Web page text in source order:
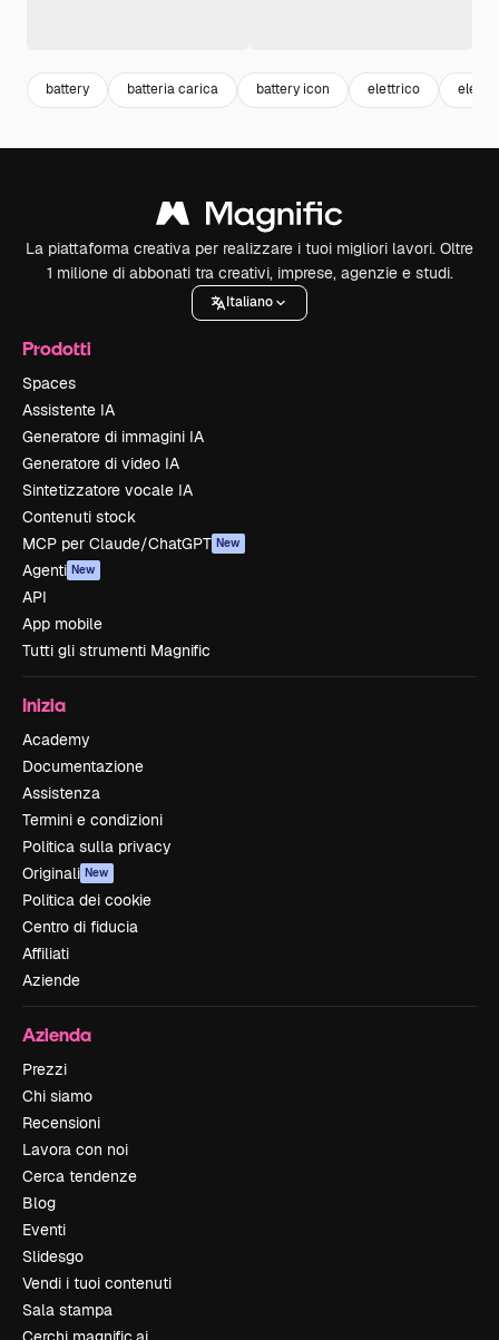
battery batteria carica battery icon elettrico
La piattaforma creativa per realizzare i tuoi migliori lavori. Oltre
1 milione di abbonati tra creativi, imprese, agenzie e studi.
Italiano
Prodotti
Spaces
Assistente IA
Generatore di immagini IA
Generatore di video IA
Sintetizzatore vocale IA
Contenuti stock
MCP per Claude/ChatGPT New
Agenti New
API
App mobile
Tutti gli strumenti Magnific
Inizia
Academy
Documentazione
Assistenza
Termini e condizioni
Politica sulla privacy
Originali New
Politica dei cookie
Centro di fiducia
Affiliati
Aziende
Azienda
Prezzi
Chi siamo
Recensioni
Lavora con noi
Cerca tendenze
Blog
Eventi
Slidesgo
Vendi i tuoi contenuti
Sala stampa